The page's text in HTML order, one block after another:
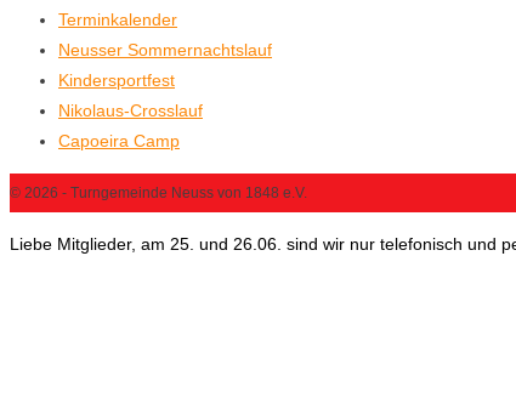
Terminkalender
Neusser Sommernachtslauf
Kindersportfest
Nikolaus-Crosslauf
Capoeira Camp
© 2026 - Turngemeinde Neuss von 1848 e.V.
Liebe Mitglieder, am 25. und 26.06. sind wir nur telefonisch und